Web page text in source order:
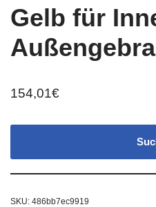
Gelb für
154,01€
SKU: 486bb7ec9919